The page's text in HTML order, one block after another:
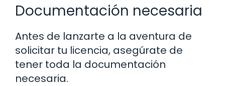
Documentación necesaria
Antes de lanzarte a la aventura de
solicitar tu licencia, asegúrate de
tener toda la documentación
necesaria.